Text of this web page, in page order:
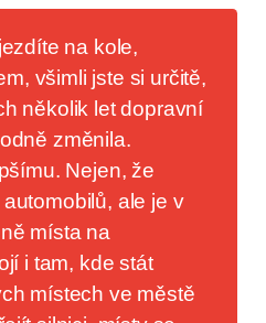
na kole,
všimli jste si určitě,
několik let dopravní
změnila.
Nejen, že
ale je v
místa na
i tam, kde stát
místech ve městě